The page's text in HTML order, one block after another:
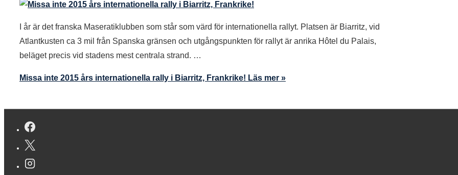
I år är det franska Maseratiklubben som står som värd för internationella rallyt. Platsen är Biarritz, vid
Atlantkusten ca 3 mil från Spanska gränsen och utgångspunkten för rallyt är anrika Hôtel du Palais,
beläget precis vid stadens mest centrala strand. …
Missa inte 2015 års internationella rally i Biarritz, Frankrike! Läs mer »